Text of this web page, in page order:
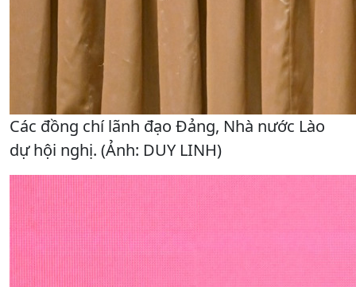
Các đồng chí lãnh đạo Đảng, Nhà nước Lào
dự hội nghị. (Ảnh: DUY LINH)